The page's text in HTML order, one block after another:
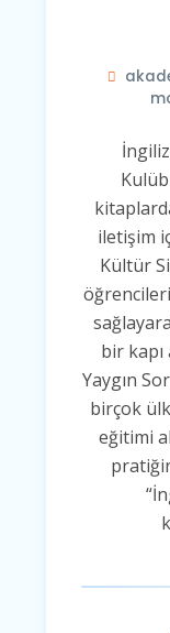
iletişim
Kültür
bir kapı
Yaygın
birçok
eğitimi